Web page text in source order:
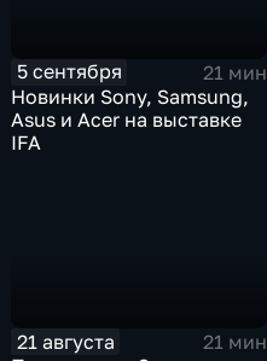
5 сентября
21 мин
Новинки Sony, Samsung,
Asus и Acer на выставке
IFA
21 августа
21 мин